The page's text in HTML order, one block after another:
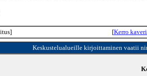
[Kerro
Keskustelualueille kirjoittaminen vaatii